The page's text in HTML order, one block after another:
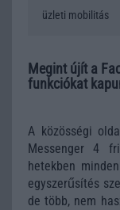
üzleti mobilitás
Megint újít a
funkciókat
A közösségi
Messenger 4
hetekben
egyszerűsítés
de több, nem